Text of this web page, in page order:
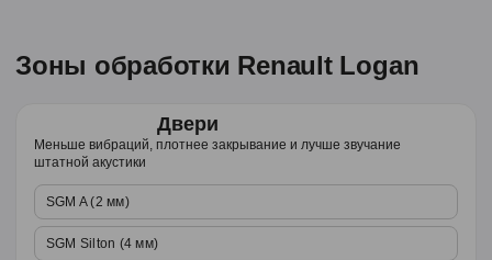
Зоны обработки Renault Logan
Двери
Меньше вибраций, плотнее закрывание и лучше звучание
штатной акустики
SGM A (2 мм)
SGM Silton (4 мм)